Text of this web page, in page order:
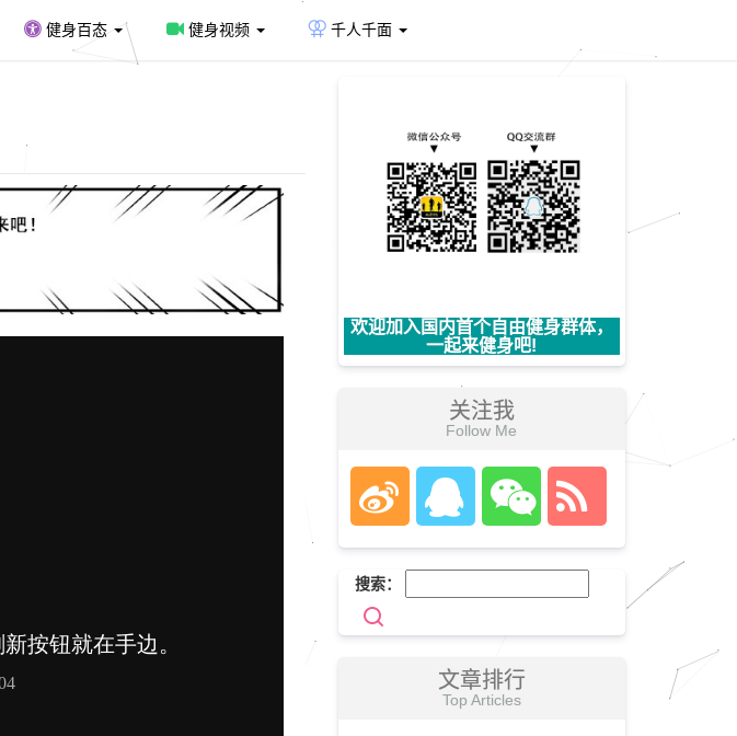
健身百态 健身视频 千人千面
欢迎加入国内首个自由健身群体，
一起来健身吧!
关注我
Follow Me
搜索：
文章排行
Top Articles